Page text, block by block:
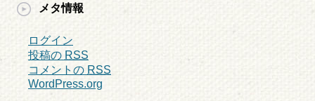
メタ情報
ログイン
投稿の RSS
コメントの RSS
WordPress.org